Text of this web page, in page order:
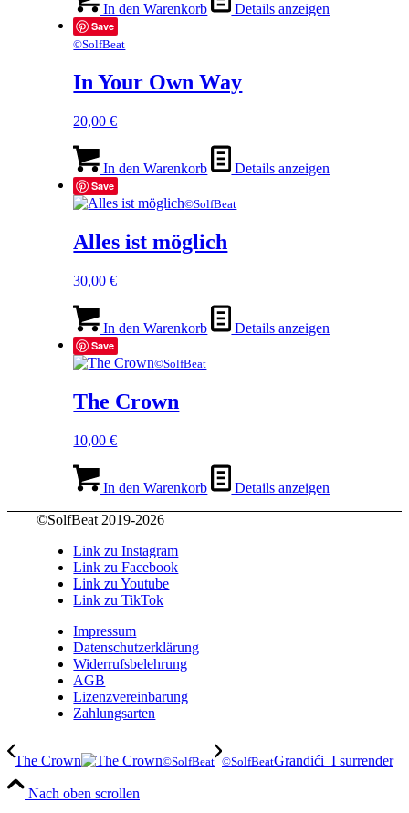
In den Warenkorb Details anzeigen
Save
©SolfBeat
In Your Own Way
20,00€
In den Warenkorb Details anzeigen
Save
©SolfBeat
Alles ist möglich
30,00€
In den Warenkorb Details anzeigen
Save
©SolfBeat
The Crown
10,00€
In den Warenkorb Details anzeigen
©SolfBeat 2019-2026
Link zu Instagram
Link zu Facebook
Link zu Youtube
Link zu TikTok
Impressum
Datenschutzerklärung
Widerrufsbelehrung
AGB
Lizenzvereinbarung
Zahlungsarten
The Crown ©SolfBeat ©SolfBeatGrandići_I surrender
Nach oben scrollen